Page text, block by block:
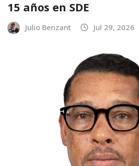
15 años en SDE
Julio Benzant Jul 29, 2026